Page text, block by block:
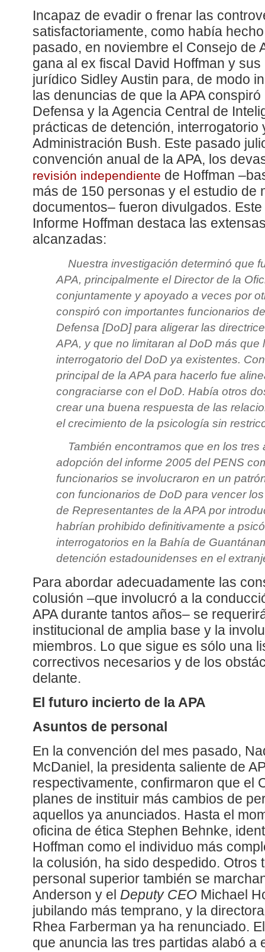
Incapaz de evadir o frenar las
satisfactoriamente, como había
pasado, en noviembre el Consejo de
gana al ex fiscal David Hoffman y
jurídico Sidley Austin para, de modo
las denuncias de que la APA
Defensa y la Agencia Central de
prácticas de detención, interrogatorio
Administración Bush. Este pasado
convención anual de la APA, los
revisión independiente de Hoffman
más de 150 personas y el estudio de
documentos– fueron divulgados.
Informe Hoffman destaca las
alcanzadas:
Nuestra investigación determinó que
APA, principalmente el Director de la
conjuntamente y apoyado a veces por
conspiró con importantes funcionarios
Defensa [DoD] para aligerar las
APA, y que no limitaran al DoD más que
interrogatorio del DoD ya existentes.
principal de la APA para hacerlo fue
congraciarse con el DoD. Había otros
crear una buena respuesta de las
el crecimiento de la psicología sin
También encontramos que en los
adopción del informe 2005 del PENS
funcionarios se involucraron en un
con funcionarios de DoD para vencer
de Representantes de la APA por
habrían prohibido definitivamente a
interrogatorios en la Bahía de
detención estadounidenses en el
Para abordar adecuadamente las
colusión –que involucró a la
APA durante tantos años– se
institucional de amplia base y la
miembros. Lo que sigue es sólo una
correctivos necesarios y de los
delante.
El futuro incierto de la APA
Asuntos de personal
En la convención del mes pasado,
McDaniel, la presidenta saliente de
respectivamente, confirmaron que el
planes de instituir más cambios de
aquellos ya anunciados. Hasta el
oficina de ética Stephen Behnke,
Hoffman como el individuo más
la colusión, ha sido despedido. Otros
personal superior también se
Anderson y el Deputy CEO Michael
jubilando más temprano, y la
Rhea Farberman ya ha renunciado.
que anuncia las tres partidas alabó a